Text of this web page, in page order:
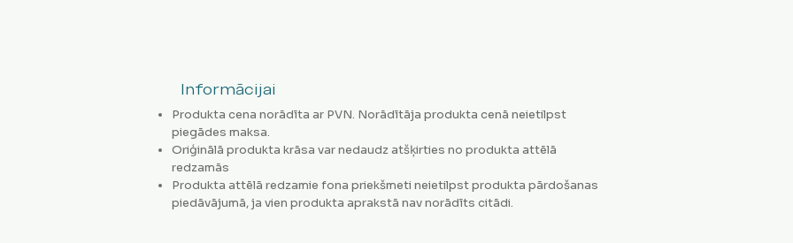
Informācijai
Produkta cena norādīta ar PVN. Norādītāja produkta cenā neietilpst
piegādes maksa.
Oriģinālā produkta krāsa var nedaudz atšķirties no produkta attēlā
redzamās
Produkta attēlā redzamie fona priekšmeti neietilpst produkta pārdošanas
piedāvājumā, ja vien produkta aprakstā nav norādīts citādi.